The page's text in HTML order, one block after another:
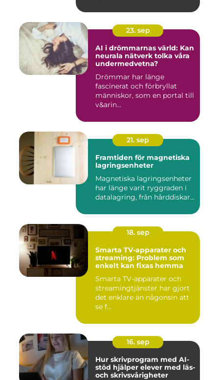
23. sep
AI i drömmarnas värld: Kan
neurala nätverk tolka våra
undermedvetna?
Drömmar har länge
fascinerat och förbryllat
människor, som en portal till
v&arin...
21. sep
Framtiden för magnetiska
lagringsenheter
Magnetiska lagringsenheter
har länge varit ryggraden i
datalagring, från hårddiskar...
18. sep
Smarta TV-apparater och
streaming: Problem som
enkelt kan fixas hemma
Smarta TV-apparater och
streamingtjänster har gjort
det enklare än någonsin att
se f...
16. sep
Hur skrivprogram med AI-
stöd hjälper elever med läs-
och skrivsvårigheter